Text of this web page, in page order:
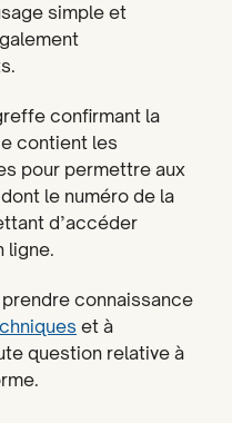
simple et
confirmant la
contient les
pour permettre aux
le numéro de la
d’accéder
ligne.
connaissance
et à
question relative à